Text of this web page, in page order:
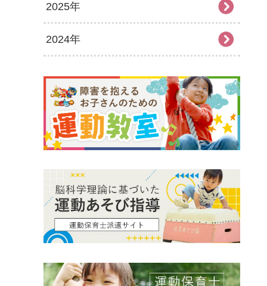
2026年8月
2026年7月
2026年5月
2026年4月
2026年3月
2026年2月
2026年1月
2025年
2025年12月
2025年10月
2025年9月
2025年8月
2025年7月
2025年6月
2025年5月
2024年
2024年11月
2024年10月
2024年9月
2024年8月
2024年7月
2024年6月